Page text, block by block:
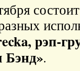
рэп-
Бэнд».